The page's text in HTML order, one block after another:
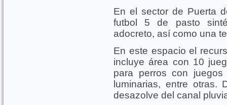
En el sector de Puerta
futbol 5 de pasto
adocreto, así como una
En este espacio el
incluye área con 10
para perros con
luminarias, entre otras.
desazolve del canal